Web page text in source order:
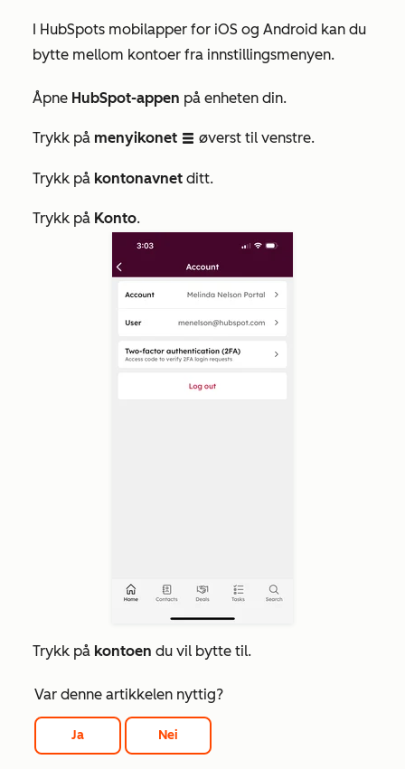
I HubSpots mobilapper for iOS og Android kan du
bytte mellom kontoer fra innstillingsmenyen.
Åpne HubSpot-appen på enheten din.
Trykk på menyikonet listView øverst til venstre.
Trykk på kontonavnet ditt.
Trykk på Konto.
Trykk på kontoen du vil bytte til.
Var denne artikkelen nyttig?
Ja Nei